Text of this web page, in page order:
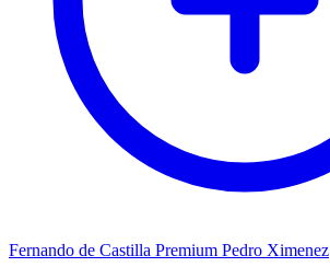
Fernando de Castilla Premium Pedro Ximenez